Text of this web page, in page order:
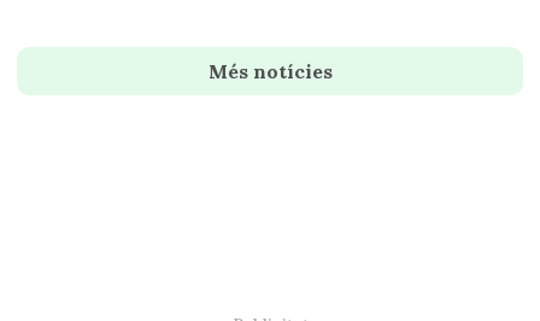
Més notícies